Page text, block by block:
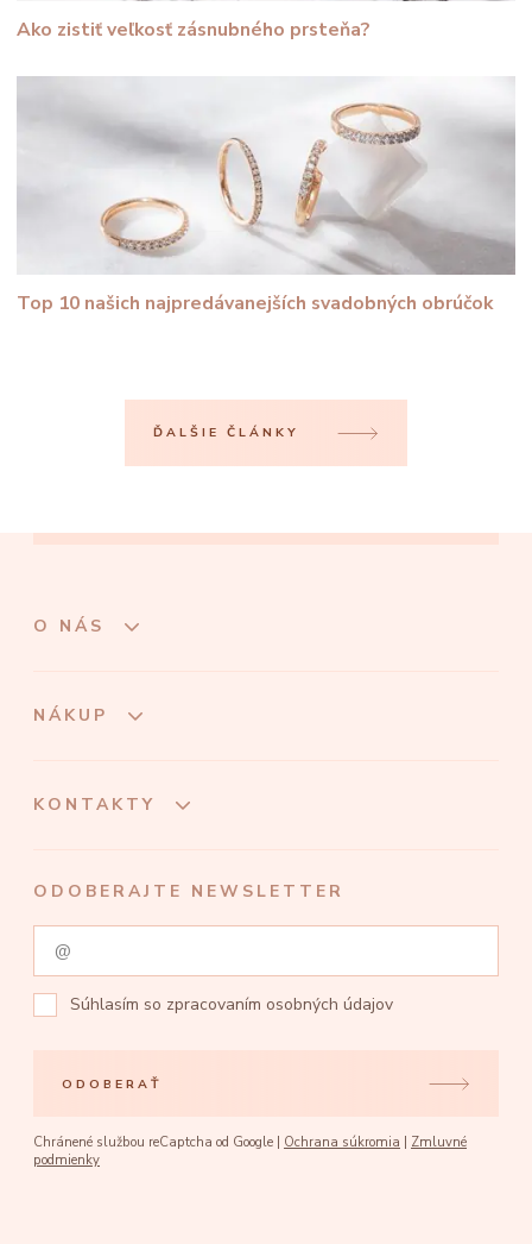
Ako zistiť veľkosť zásnubného prsteňa?
Top 10 našich najpredávanejších svadobných obrúčok
ĎALŠIE ČLÁNKY
O NÁS
NÁKUP
KONTAKTY
ODOBERAJTE NEWSLETTER
Súhlasím so zpracovaním osobných údajov
ODOBERAŤ
Chránené službou reCaptcha od Google | Ochrana súkromia
Zmluvné
podmienky